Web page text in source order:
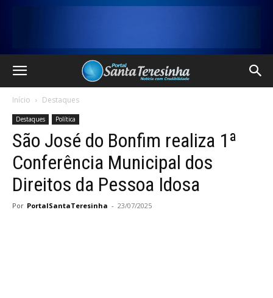
Início Destaques
Destaques Política
São José do Bonfim realiza 1ª
Conferência Municipal dos
Direitos da Pessoa Idosa
Por PortalSantaTeresinha - 23/07/2025